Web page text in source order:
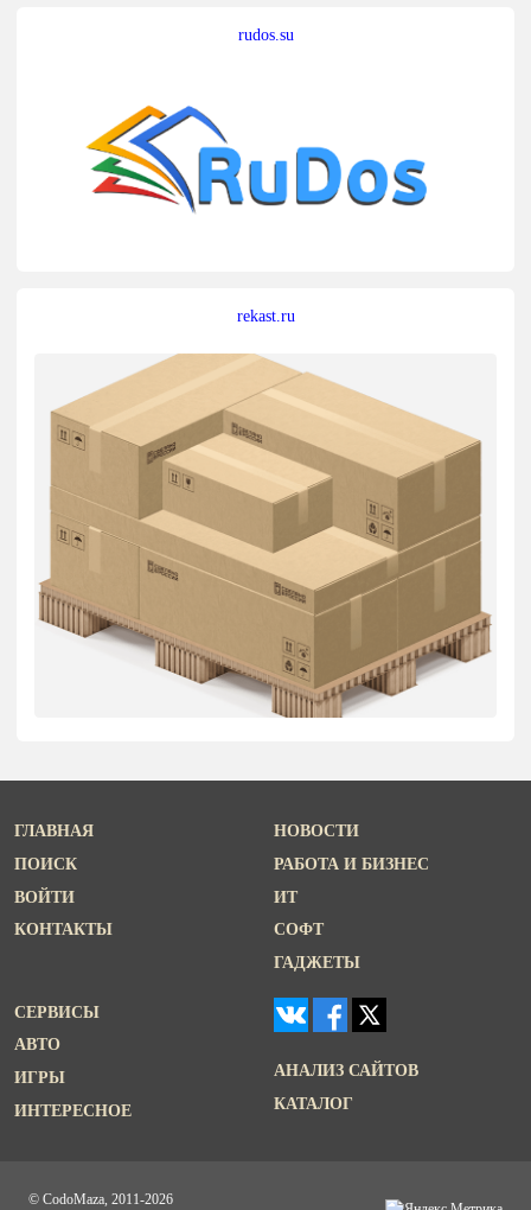
rudos.su
rekast.ru
ГЛАВНАЯ
ПОИСК
ВОЙТИ
КОНТАКТЫ
НОВОСТИ
РАБОТА И БИЗНЕС
ИТ
СОФТ
ГАДЖЕТЫ
СЕРВИСЫ
АВТО
ИГРЫ
ИНТЕРЕСНОЕ
АНАЛИЗ САЙТОВ
КАТАЛОГ
© CodoMaza, 2011-2026